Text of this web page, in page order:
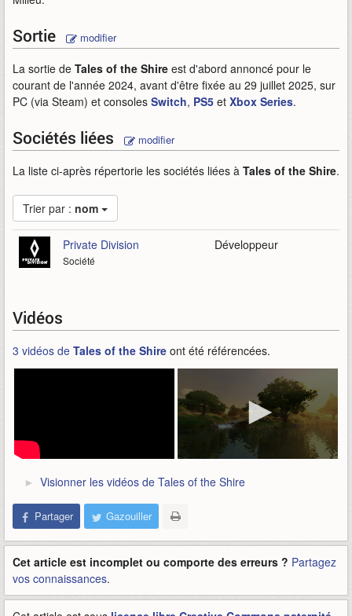
Sortie modifier
La sortie de Tales of the Shire est d'abord annoncé pour le
courant de l'année 2024, avant d'être fixée au 29 juillet 2025, sur
PC (via Steam) et consoles Switch, PS5 et Xbox Series.
Sociétés liées modifier
La liste ci-après répertorie les sociétés liées à Tales of the Shire.
Trier par : nom
Private Division
Société
Développeur
Vidéos
3 vidéos de Tales of the Shire ont été référencées.
Visionner les vidéos de Tales of the Shire
Partager Gazouiller
Cet article est incomplet ou comporte des erreurs ? Partagez
vos connaissances.